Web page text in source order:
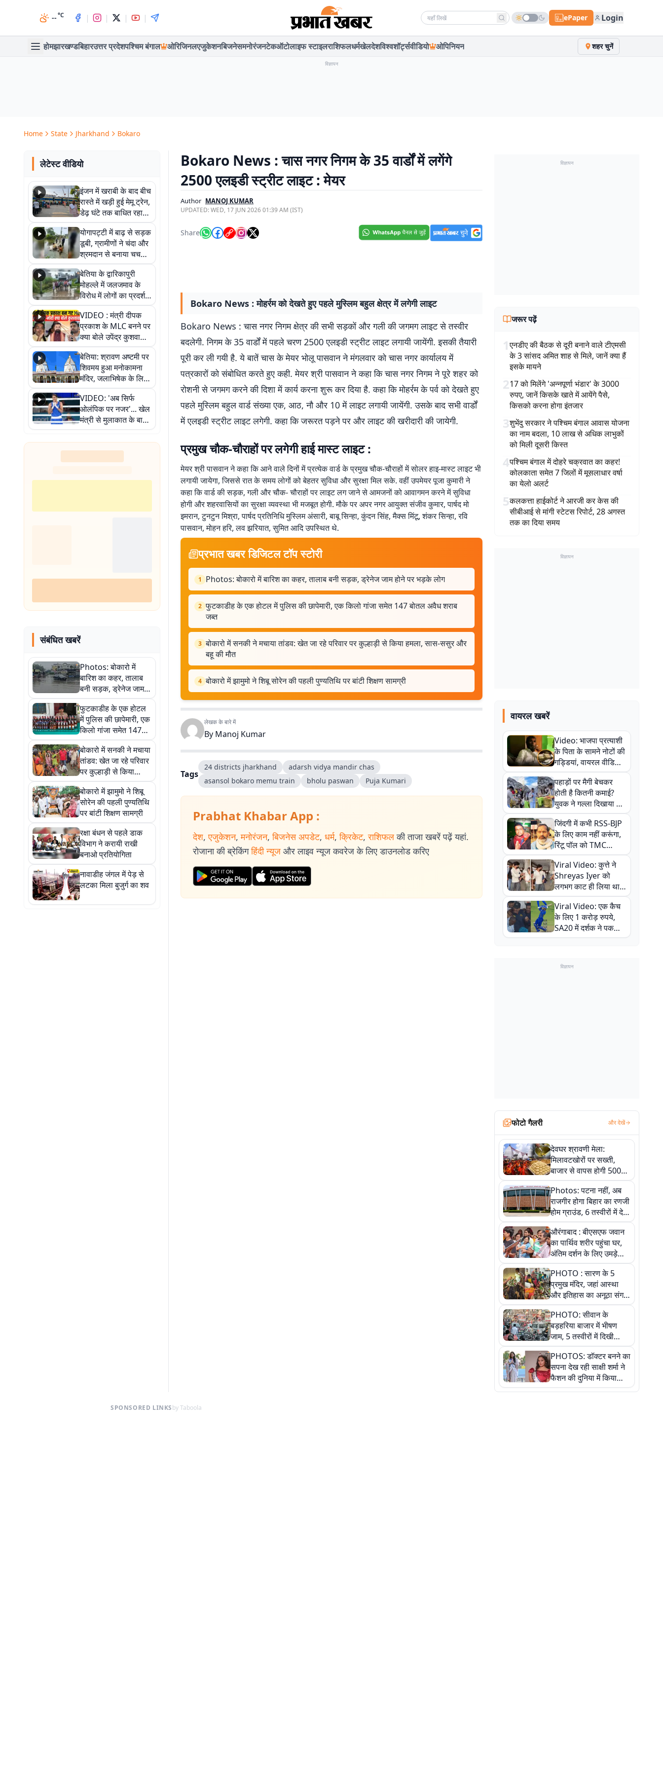
--°C | | | | Search news ePaper Login
होमझारखण्डबिहारउत्तर प्रदेशपश्चिम बंगाल ओरिजिनलएजुकेशनबिजनेसमनोरंजनटेकऑटोलाइफ स्टाइलराशिफलधर्मखेलदेशविश्वशॉर्ट्सवीडियो ओपिनियन शहर चुनें
विज्ञापन
Home State Jharkhand Bokaro
लेटेस्ट वीडियो
इंजन में खराबी के बाद बीच
रास्ते में खड़ी हुई मेमू ट्रेन,
डेढ़ घंटे तक बाधित रहा
आवागमन
योगापट्टी में बाढ़ से सड़क
डूबी, ग्रामीणों ने चंदा और
श्रमदान से बनाया चचरी
पुल
बेतिया के द्वारिकापुरी
मोहल्ले में जलजमाव के
विरोध में लोगों का प्रदर्शन,
स्थायी समाधान की मांग
VIDEO : मंत्री दीपक
प्रकाश के MLC बनने पर
क्या बोले उपेंद्र कुशवाहा,
सुनिए
बेतिया: श्रावण अष्टमी पर
शिवमय हुआ मनोकामना
मंदिर, जलाभिषेक के लिए
लगी लंबी कतारें
VIDEO: 'अब सिर्फ
ओलंपिक पर नजर'... खेल
मंत्री से मुलाकात के बाद
जैसमीन लंबोरिया का बड़ा
बयान
संबंधित खबरें
Photos: बोकारो में
बारिश का कहर, तालाब
बनी सड़क, ड्रेनेज जाम
होने पर भड़के लोग
फुटकाडीह के एक होटल
में पुलिस की छापेमारी, एक
किलो गांजा समेत 147
बोतल अवैध शराब जब्त
बोकारो में सनकी ने मचाया
तांडव: खेत जा रहे परिवार
पर कुल्हाड़ी से किया
हमला, सास-ससुर और बहू
की मौत
बोकारो में झामुमो ने शिबू
सोरेन की पहली पुण्यतिथि
पर बांटी शिक्षण सामग्री
रक्षा बंधन से पहले डाक
विभाग ने करायी राखी
बनाओ प्रतियोगिता
नावाडीह जंगल में पेड़ से
लटका मिला बुजुर्ग का शव
Bokaro News : चास नगर निगम के 35 वार्डों में लगेंगे
2500 एलइडी स्ट्रीट लाइट : मेयर
Author MANOJ KUMAR
UPDATED:WED, 17 JUN 2026 01:39 AM (IST)
Share
Bokaro News : मोहर्रम को देखते हुए पहले मुस्लिम बहुल क्षेत्र में लगेगी लाइट
Bokaro News : चास नगर निगम क्षेत्र की सभी सड़कों और गली की जगमग लाइट से तस्वीर
बदलेगी. निगम के 35 वार्डों में पहले चरण 2500 एलइडी स्ट्रीट लाइट लगायी जायेंगी. इसकी तैयारी
पूरी कर ली गयी है. ये बातें चास के मेयर भोलू पासवान ने मंगलवार को चास नगर कार्यालय में
पत्रकारों को संबोधित करते हुए कही. मेयर श्री पासवान ने कहा कि चास नगर निगम ने पूरे शहर को
रोशनी से जगमग करने की दिशा में कार्य करना शुरू कर दिया है. कहा कि मोहर्रम के पर्व को देखते हुए
पहले मुस्लिम बहुल वार्ड संख्या एक, आठ, नौ और 10 में लाइट लगायी जायेंगी. उसके बाद सभी वार्डों
में एलइडी स्ट्रीट लाइट लगेगी. कहा कि जरूरत पड़ने पर और लाइट की खरीदारी की जायेगी.
प्रमुख चौक-चौराहों पर लगेगी हाई मास्ट लाइट :
मेयर श्री पासवान ने कहा कि आने वाले दिनों में प्रत्येक वार्ड के प्रमुख चौक-चौराहों में सोलर हाइ-मास्ट लाइट भी
लगायी जायेगा, जिससे रात के समय लोगों को बेहतर सुविधा और सुरक्षा मिल सके. वहीं उपमेयर पूजा कुमारी ने
कहा कि वार्ड की सड़क, गली और चौक- चौराहों पर लाइट लग जाने से आमजनों को आवागमन करने में सुविधा
होगी और शहरवासियों का सुरक्षा व्यवस्था भी मजबूत होगी. मौके पर अपर नगर आयुक्त संजीव कुमार, पार्षद मो
इमरान, टुनटुन मिश्रा, पार्षद प्रतिनिधि मुस्लिम अंसारी, बाबू सिन्हा, कुंदन सिंह, मैक्स मिंटू, शंकर सिन्हा, रवि
पासवान, मोहन हरि, लव झरियात, सुमित आदि उपस्थित थे.
प्रभात खबर डिजिटल टॉप स्टोरी
1 Photos: बोकारो में बारिश का कहर, तालाब बनी सड़क, ड्रेनेज जाम होने पर भड़के लोग
2 फुटकाडीह के एक होटल में पुलिस की छापेमारी, एक किलो गांजा समेत 147 बोतल अवैध शराब
जब्त
3 बोकारो में सनकी ने मचाया तांडव: खेत जा रहे परिवार पर कुल्हाड़ी से किया हमला, सास-ससुर और
बहू की मौत
4 बोकारो में झामुमो ने शिबू सोरेन की पहली पुण्यतिथि पर बांटी शिक्षण सामग्री
लेखक के बारे में
By Manoj Kumar
Tags
24 districts jharkhand
adarsh vidya mandir chas
asansol bokaro memu train
bholu paswan Puja Kumari
Prabhat Khabar App :
देश, एजुकेशन, मनोरंजन, बिजनेस अपडेट, धर्म, क्रिकेट, राशिफल की ताजा खबरें पढ़ें यहां.
रोजाना की ब्रेकिंग हिंदी न्यूज और लाइव न्यूज कवरेज के लिए डाउनलोड करिए
विज्ञापन
जरूर पढ़ें
1एनडीए की बैठक से दूरी बनाने वाले टीएमसी
के 3 सांसद अमित शाह से मिले, जानें क्या हैं
इसके मायने
217 को मिलेंगे 'अन्नपूर्णा भंडार' के 3000
रुपए, जानें किसके खाते में आयेंगे पैसे,
किसको करना होगा इंतजार
3शुभेंदु सरकार ने पश्चिम बंगाल आवास योजना
का नाम बदला, 10 लाख से अधिक लाभुकों
को मिली दूसरी किस्त
4पश्चिम बंगाल में दोहरे चक्रवात का कहर!
कोलकाता समेत 7 जिलों में मूसलाधार वर्षा
का येलो अलर्ट
5कलकत्ता हाईकोर्ट ने आरजी कर केस की
सीबीआई से मांगी स्टेटस रिपोर्ट, 28 अगस्त
तक का दिया समय
विज्ञापन
वायरल खबरें
Video: भाजपा प्रत्याशी
के पिता के सामने नोटों की
गड्डियां, वायरल वीडियो
से राजनीति में उबाल,
अजित महतो बोले- TMC
की गंदी चाल
पहाड़ों पर मैगी बेचकर
होती है कितनी कमाई?
युवक ने गल्ला दिखाया तो
नौकरी वालों के खड़े हो गए
कान
जिंदगी में कभी RSS-BJP
के लिए काम नहीं करूंगा,
रिंटू पॉल को TMC
ऑफिस में ले जाकर पीटा,
Video वायरल
Viral Video: कुत्ते ने
Shreyas Iyer को
लगभग काट ही लिया था,
न्यूजीलैंड सीरीज से पहले
बाल-बाल बचे
Viral Video: एक कैच
के लिए 1 करोड़ रुपये,
SA20 में दर्शक ने पकड़ा
एक हाथ से गजब का कैच
विज्ञापन
फोटो गैलरी और देखें
देवघर श्रावणी मेला:
मिलावटखोरों पर सख्ती,
बाजार से वापस होगी 500
किलो संदिग्ध खाद्य सामग्री,
देखें तस्वीरें
Photos: पटना नहीं, अब
राजगीर होगा बिहार का रणजी
होम ग्राउंड, 6 तस्वीरों में देखें
नए स्टेडियम की पूरी कहानी
औरंगाबाद : बीएसएफ जवान
का पार्थिव शरीर पहुंचा घर,
अंतिम दर्शन के लिए उमड़े
लोग
PHOTO : सारण के 5
प्रमुख मंदिर, जहां आस्था
और इतिहास का अनूठा संगम,
तस्वीरों में जानिए
PHOTO: सीवान के
बड़हरिया बाजार में भीषण
जाम, 5 तस्वीरों में दिखी
अव्यवस्था
PHOTOS: डॉक्टर बनने का
सपना देख रही साक्षी शर्मा ने
फैशन की दुनिया में किया
कमाल,जानिए बेगूसराय की
SPONSORED LINKSby Taboola